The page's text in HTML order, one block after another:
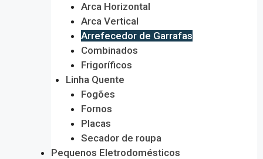
Arca Horizontal
Arca Vertical
Arrefecedor de Garrafas
Combinados
Frigoríficos
Linha Quente
Fogões
Fornos
Placas
Secador de roupa
Pequenos Eletrodomésticos